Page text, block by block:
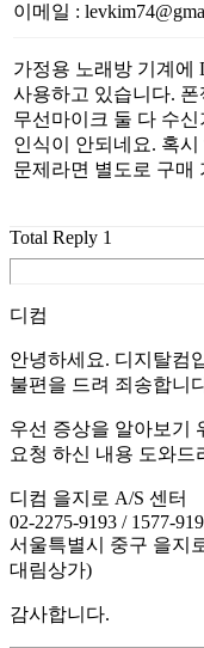
이메일 :
가정용 노래방 기계에
사용하고 있습니다.
무선마이크 둘 다 수
인식이 안되네요. 혹
문제라면 별도로 구매
Total Reply 1
디컴
안녕하세요. 디지탈컴
불편을 드려 죄송합니
우선 증상을 알아보기
요청 하신 내용 도와드
디컴 을지로 A/S 센터
02-2275-9193 / 1577-
서울특별시 중구 을지
대림상가)
감사합니다.